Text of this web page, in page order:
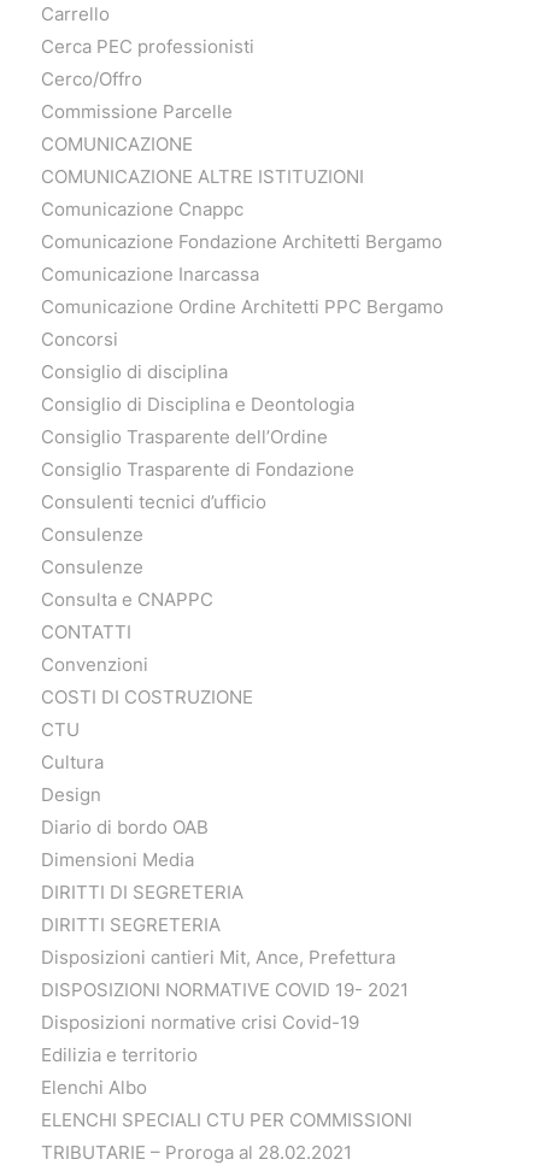
Carrello
Cerca PEC professionisti
Cerco/Offro
Commissione Parcelle
COMUNICAZIONE
COMUNICAZIONE ALTRE ISTITUZIONI
Comunicazione Cnappc
Comunicazione Fondazione Architetti Bergamo
Comunicazione Inarcassa
Comunicazione Ordine Architetti PPC Bergamo
Concorsi
Consiglio di disciplina
Consiglio di Disciplina e Deontologia
Consiglio Trasparente dell’Ordine
Consiglio Trasparente di Fondazione
Consulenti tecnici d’ufficio
Consulenze
Consulenze
Consulta e CNAPPC
CONTATTI
Convenzioni
COSTI DI COSTRUZIONE
CTU
Cultura
Design
Diario di bordo OAB
Dimensioni Media
DIRITTI DI SEGRETERIA
DIRITTI SEGRETERIA
Disposizioni cantieri Mit, Ance, Prefettura
DISPOSIZIONI NORMATIVE COVID 19- 2021
Disposizioni normative crisi Covid-19
Edilizia e territorio
Elenchi Albo
ELENCHI SPECIALI CTU PER COMMISSIONI
TRIBUTARIE – Proroga al 28.02.2021